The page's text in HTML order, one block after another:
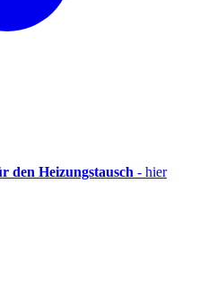
den Heizungstausch - hier